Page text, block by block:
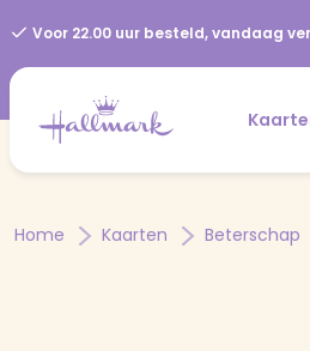
Voor 22.00 uur besteld, vandaag
Home Kaarten Beterschap